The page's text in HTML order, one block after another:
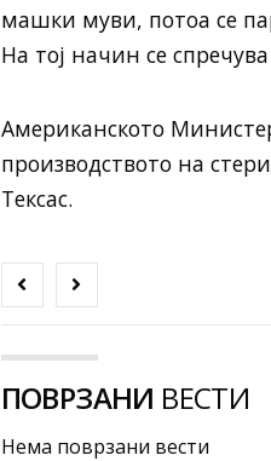
машки муви, потоа се
На тој начин се
Американското
производството на
Тексас.
ПОВРЗАНИ ВЕСТИ
Нема поврзани вести